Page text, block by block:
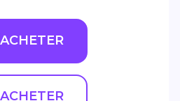
ACHETER
ACHETER